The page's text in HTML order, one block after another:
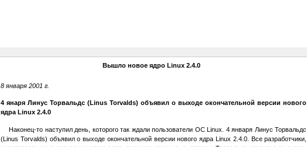
Вышло новое ядро Linux 2.4.0
8 января 2001 г.
4 янаря Линус Торвальдс (Linus Torvalds) объявил о выходе окончательной версии нового
ядра Linux 2.4.0
Наконец-то наступил день, которого так ждали пользователи ОС Linux. 4 января Линус Торвальдс
(Linus Torvalds) объявил о выходе окончательной версии нового ядра Linux 2.4.0. Все разработчики,